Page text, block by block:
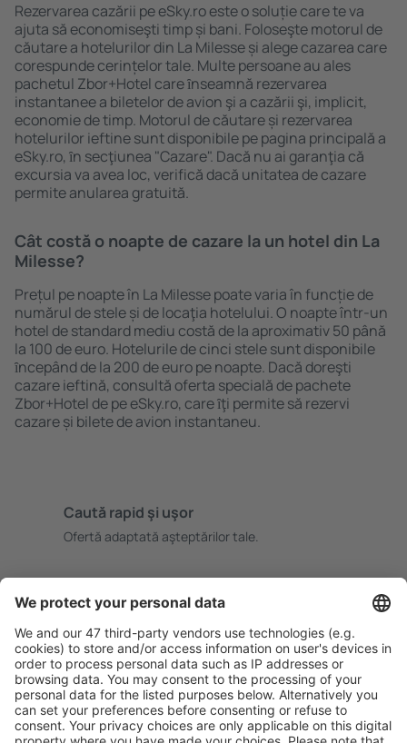
Rezervarea cazării pe eSky.ro este o soluție care te va
ajuta să economiseşti timp și bani. Foloseşte motorul de
căutare a hotelurilor din La Milesse și alege cazarea care
corespunde cerințelor tale. Multe persoane au ales
pachetul Zbor+Hotel care ȋnseamnă rezervarea
instantanee a biletelor de avion şi a cazării şi, implicit,
economie de timp. Motorul de căutare și rezervarea
hotelurilor ieftine sunt disponibile pe pagina principală a
eSky.ro, ȋn secţiunea "Cazare". Dacă nu ai garanţia că
excursia va avea loc, verifică dacă unitatea de cazare
permite anularea gratuită.
Cât costă o noapte de cazare la un hotel din La
Milesse?
Prețul pe noapte în La Milesse poate varia în funcție de
numărul de stele și de locaţia hotelului. O noapte într-un
hotel de standard mediu costă de la aproximativ 50 până
la 100 de euro. Hotelurile de cinci stele sunt disponibile
ȋncepând de la 200 de euro pe noapte. Dacă doreşti
cazare ieftină, consultă oferta specială de pachete
Zbor+Hotel de pe eSky.ro, care ȋţi permite să rezervi
cazare și bilete de avion instantaneu.
Caută rapid şi uşor
Ofertă adaptată aşteptărilor tale.
Rezervare fără griji cu opțiune gratuită de anulare.
Economiseşte mai mult
Prețuri atractive și oferte speciale pentru utilizatorii
conectați.